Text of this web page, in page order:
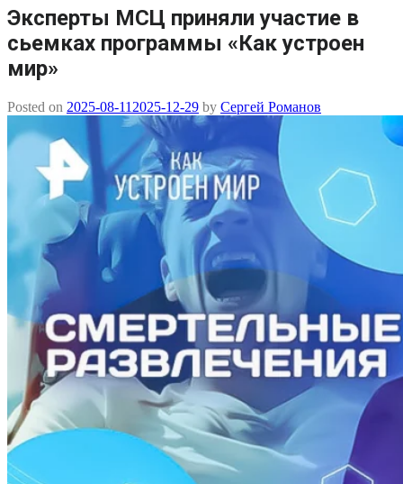
Эксперты МСЦ приняли участие в
сьемках программы «Как устроен
мир»
Posted on 2025-08-11 2025-12-29 by Сергей Романов